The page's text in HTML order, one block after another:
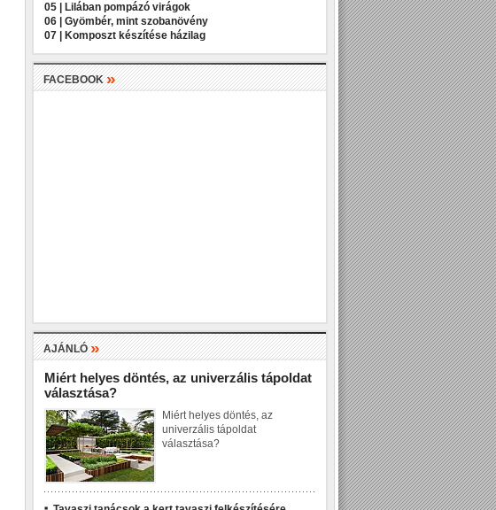
05 |
Lilában pompázó virágok
06 |
Gyömbér, mint szobanövény
07 |
Komposzt készítése házilag
FACEBOOK»
AJÁNLÓ»
Miért helyes döntés, az univerzális tápoldat
választása?
Miért helyes döntés, az
univerzális tápoldat
választása?